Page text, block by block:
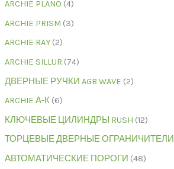
ARCHIE PLANO 4
ARCHIE PRISM 3
ARCHIE RAY 2
ARCHIE SILLUR 74
ДВЕРНЫЕ РУЧКИ AGB WAVE 2
ARCHIE А-К 6
КЛЮЧЕВЫЕ ЦИЛИНДРЫ RUSH 12
ТОРЦЕВЫЕ ДВЕРНЫЕ ОГРАНИЧИТЕЛИ
АВТОМАТИЧЕСКИЕ ПОРОГИ 48